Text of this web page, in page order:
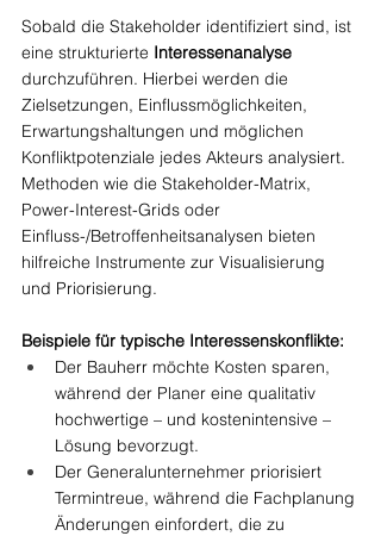
Sobald die Stakeholder identifiziert sind, ist
eine strukturierte Interessenanalyse
durchzuführen. Hierbei werden die
Zielsetzungen, Einflussmöglichkeiten,
Erwartungshaltungen und möglichen
Konfliktpotenziale jedes Akteurs analysiert.
Methoden wie die Stakeholder-Matrix,
Power-Interest-Grids oder
Einfluss-/Betroffenheitsanalysen bieten
hilfreiche Instrumente zur Visualisierung
und Priorisierung.
Beispiele für typische Interessenskonflikte:
Der Bauherr möchte Kosten sparen,
während der Planer eine qualitativ
hochwertige – und kostenintensive –
Lösung bevorzugt.
Der Generalunternehmer priorisiert
Termintreue, während die Fachplanung
Änderungen einfordert, die zu